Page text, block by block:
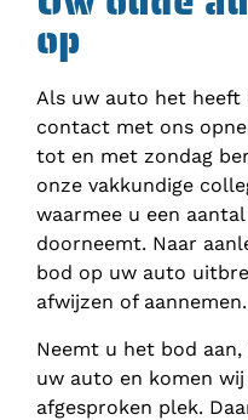
op
Als uw auto het
contact met ons
tot en met zondag
onze vakkundige
waarmee u een
doorneemt. Naar
bod op uw auto
afwijzen of aannemen.
Neemt u het bod
uw auto en komen
afgesproken plek.